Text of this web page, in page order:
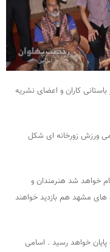
کاران و اعضای نشریه
ورزش زورخانه ای شکل
خواهد شد هنرمندان و
مشهد هم بازدید خواهند
۸ تیر آغاز و ۱۲ تیر ماه به پایان خواهد رسید . اسامی